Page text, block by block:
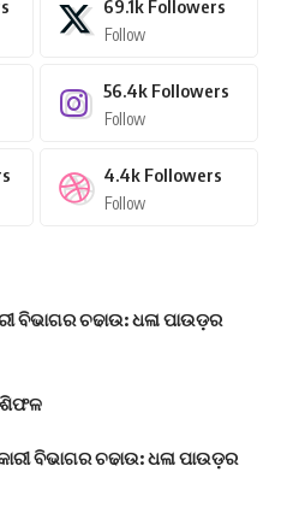
69.1k Followers
Follow
56.4k Followers
Follow
4.4k Followers
Follow
ବିଭାଗର ଚଢାଉ: ଧଳା ପାଉଡ଼ର
ବିଭାଗର ଚଢାଉ: ଧଳା ପାଉଡ଼ର